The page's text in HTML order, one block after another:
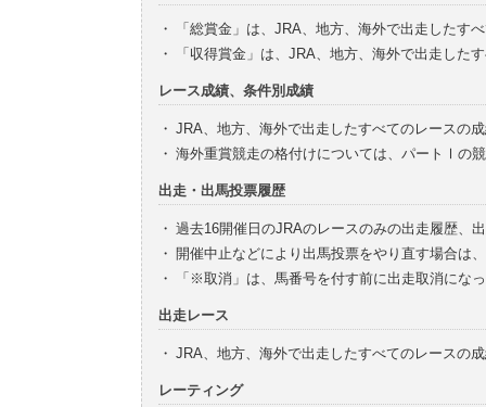
・
「総賞金」は、JRA、地方、海外で出走したす
・
「収得賞金」は、JRA、地方、海外で出走した
レース成績、条件別成績
・ JRA、地方、海外で出走したすべてのレースの
・ 海外重賞競走の格付けについては、パートⅠの
出走・出馬投票履歴
・ 過去16開催日のJRAのレースのみの出走履歴、
・ 開催中止などにより出馬投票をやり直す場合は
・
「※取消」は、馬番号を付す前に出走取消にな
出走レース
・ JRA、地方、海外で出走したすべてのレースの
レーティング